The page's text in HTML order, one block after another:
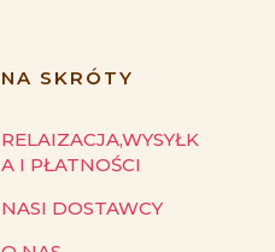
NA SKRÓTY
RELAIZACJA,WYSYŁK
A I PŁATNOŚCI
NASI DOSTAWCY